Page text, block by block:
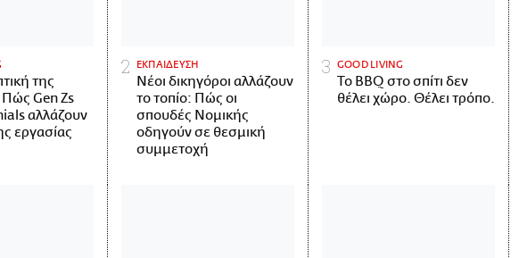
της
Πώς Gen Zs
αλλάζουν
εργασίας
ΕΚΠΑΙΔΕΥΣΗ
Νέοι δικηγόροι αλλάζουν
το τοπίο: Πώς οι
σπουδές Νομικής
οδηγούν σε θεσμική
συμμετοχή
GOOD LIVING
Το BBQ στο σπίτι δεν
θέλει χώρο. Θέλει τρόπο.